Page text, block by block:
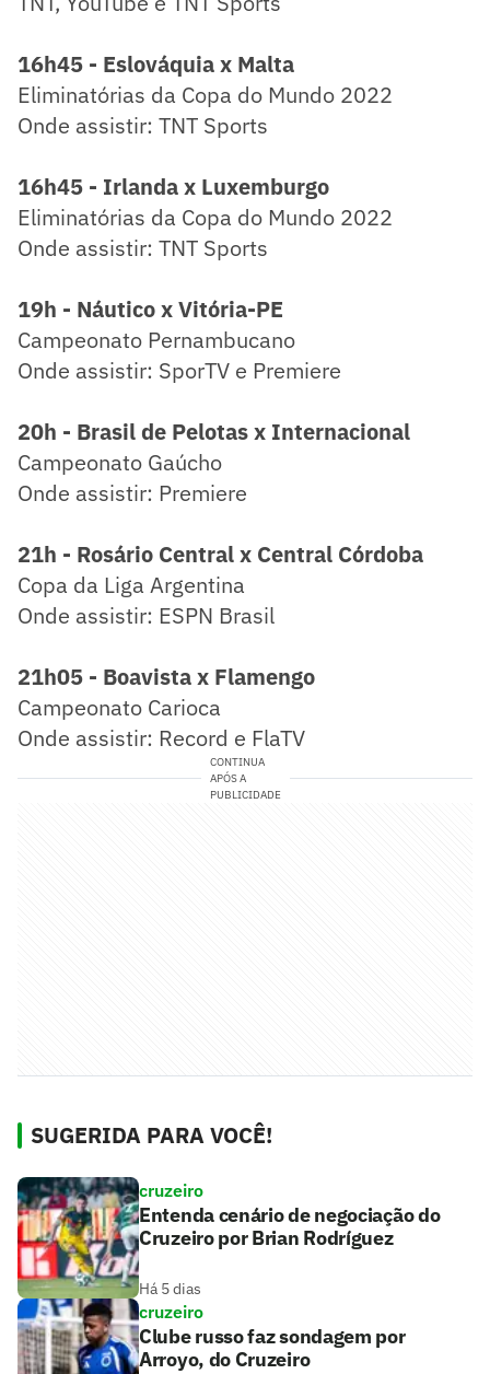
16h45 - Eslováquia x Malta
Eliminatórias da Copa do Mundo 2022
Onde assistir: TNT Sports
16h45 - Irlanda x Luxemburgo
Eliminatórias da Copa do Mundo 2022
Onde assistir: TNT Sports
19h - Náutico x Vitória-PE
Campeonato Pernambucano
Onde assistir: SporTV e Premiere
20h - Brasil de Pelotas x Internacional
Campeonato Gaúcho
Onde assistir: Premiere
21h - Rosário Central x Central Córdoba
Copa da Liga Argentina
Onde assistir: ESPN Brasil
21h05 - Boavista x Flamengo
Campeonato Carioca
Onde assistir: Record e FlaTV
CONTINUA
APÓS A
PUBLICIDADE
SUGERIDA PARA VOCÊ!
cruzeiro
Entenda cenário de negociação do
Cruzeiro por Brian Rodríguez
Há 5 dias
cruzeiro
Clube russo faz sondagem por
Arroyo, do Cruzeiro